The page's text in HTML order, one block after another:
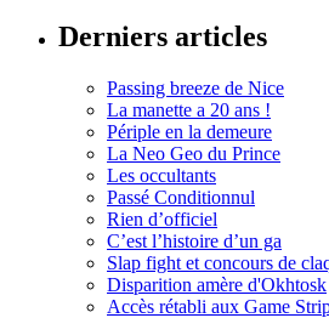
Derniers articles
Passing breeze de Nice
La manette a 20 ans !
Périple en la demeure
La Neo Geo du Prince
Les occultants
Passé Conditionnul
Rien d’officiel
C’est l’histoire d’un ga
Slap fight et concours de
Disparition amère d'Okhtosk
Accès rétabli aux Game